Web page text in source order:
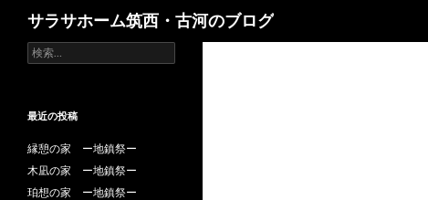
サラサホーム筑西・古河のブログ
検
索:
最近の投稿
縁憩の家 ー地鎮祭ー
木凪の家 ー地鎮祭ー
珀想の家 ー地鎮祭ー